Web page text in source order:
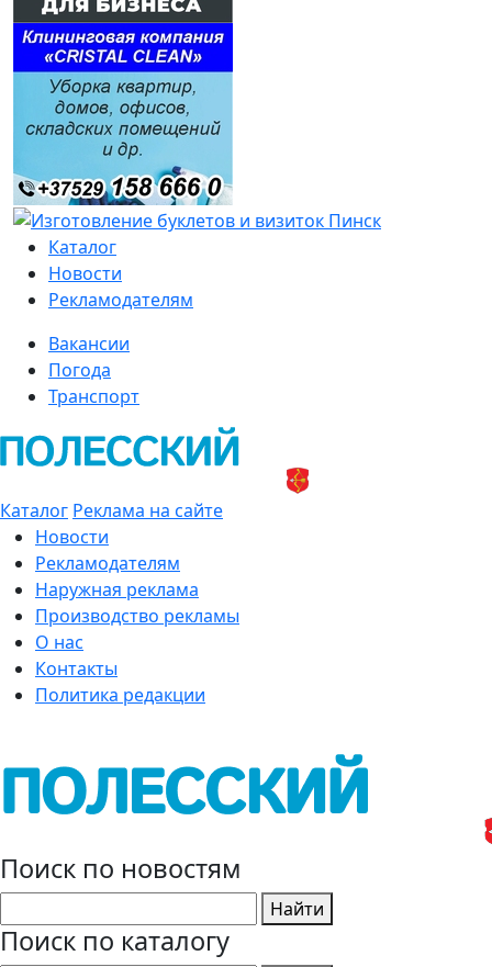
Каталог
Новости
Рекламодателям
Вакансии
Погода
Транспорт
Каталог Реклама на сайте
Новости
Рекламодателям
Наружная реклама
Производство рекламы
О нас
Контакты
Политика редакции
Поиск по новостям
Найти
Поиск по каталогу